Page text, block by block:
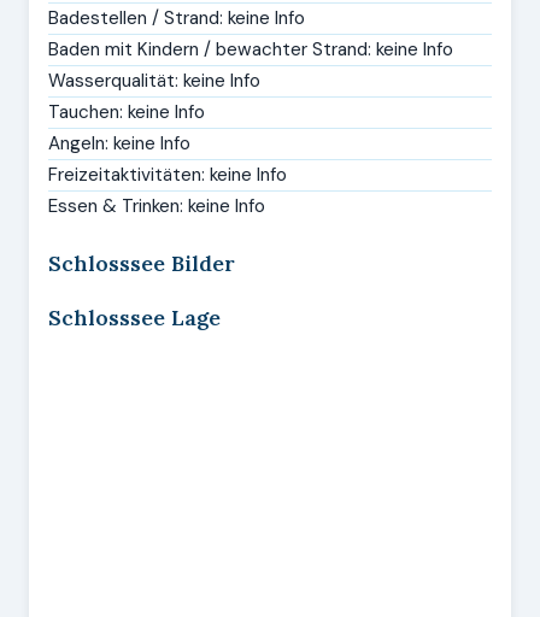
Badestellen / Strand: keine Info
Baden mit Kindern / bewachter Strand: keine Info
Wasserqualität: keine Info
Tauchen: keine Info
Angeln: keine Info
Freizeitaktivitäten: keine Info
Essen & Trinken: keine Info
Schlosssee Bilder
Schlosssee Lage